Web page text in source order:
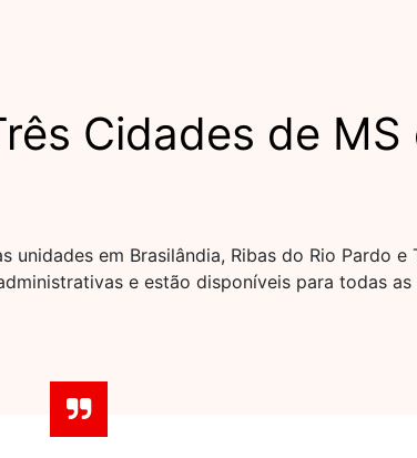
Cidades de
em Brasilândia, Ribas do Rio Pardo e
e estão disponíveis para todas as